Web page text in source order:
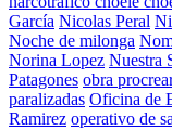
García Nicolas Peral
Noche de milonga
Norina Lopez Nuestra
Patagones obra
paralizadas Oficina de
Ramirez operativo de